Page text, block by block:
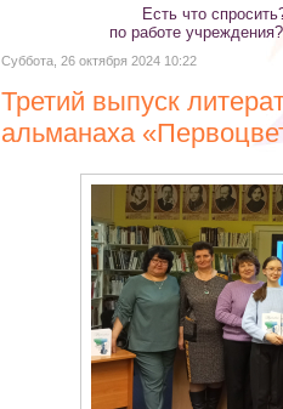
Есть что
по работе
Суббота, 26 октября 2024 10:22
Третий выпуск
альманаха